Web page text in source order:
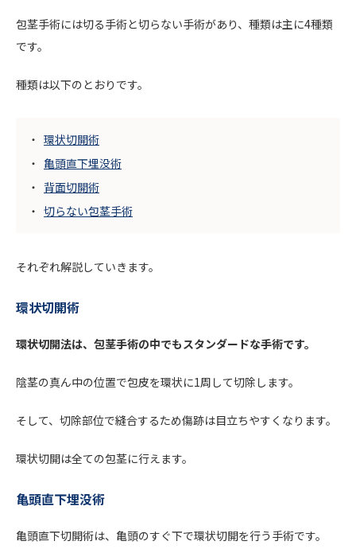
包茎手術には切る手術と切らない手術があり、種類は主に4種類
です。
種類は以下のとおりです。
環状切開術
亀頭直下埋没術
背面切開術
切らない包茎手術
それぞれ解説していきます。
環状切開術
環状切開法は、包茎手術の中でもスタンダードな手術です。
陰茎の真ん中の位置で包皮を環状に1周して切除します。
そして、切除部位で縫合するため傷跡は目立ちやすくなります。
環状切開は全ての包茎に行えます。
亀頭直下埋没術
亀頭直下切開術は、亀頭のすぐ下で環状切開を行う手術です。